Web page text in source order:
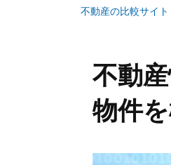
不動産の比較サイ
不動
物件